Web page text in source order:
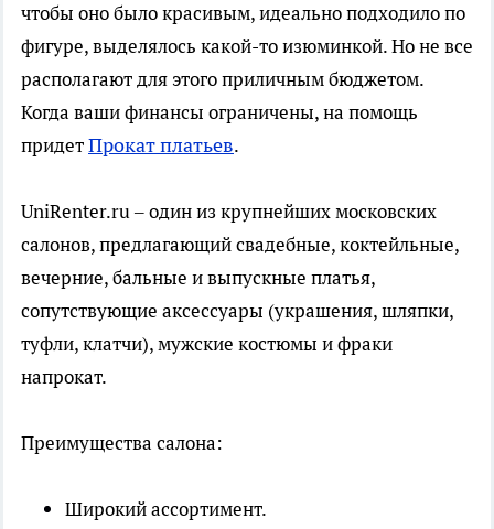
чтобы оно было красивым, идеально подходило по
фигуре, выделялось какой-то изюминкой. Но не все
располагают для этого приличным бюджетом.
Когда ваши финансы ограничены, на помощь
придетПрокат платьев.
UniRenter.ru – один из крупнейших московских
салонов, предлагающий свадебные, коктейльные,
вечерние, бальные и выпускные платья,
сопутствующие аксессуары (украшения, шляпки,
туфли, клатчи), мужские костюмы и фраки
напрокат.
Преимущества салона:
Широкий ассортимент.